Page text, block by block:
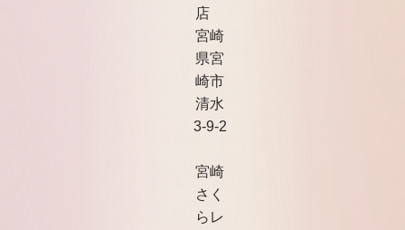
店
宮崎
県宮
崎市
清水
3-9-2
宮崎
さく
らレ